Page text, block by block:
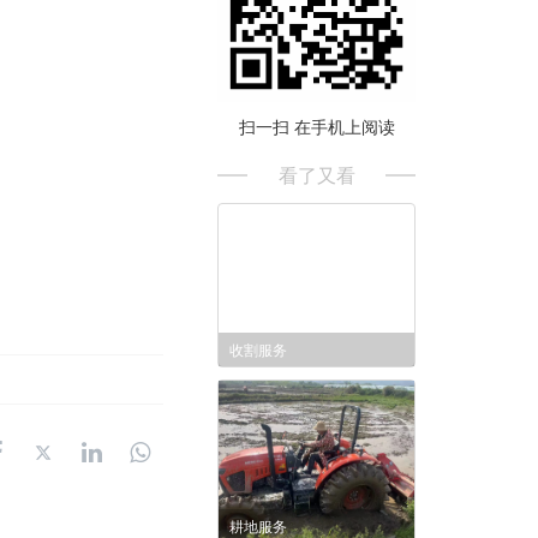
扫一扫 在手机上阅读
看了又看
收割服务
耕地服务